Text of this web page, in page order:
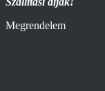
Megrendelem